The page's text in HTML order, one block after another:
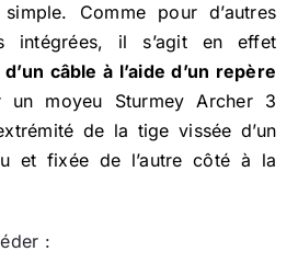
Comme pour d’autres
intégrées, il s’agit en effet
câble à l’aide d’un repère
un moyeu Sturmey Archer 3
de la tige vissée d’un
et fixée de l’autre côté à la
: